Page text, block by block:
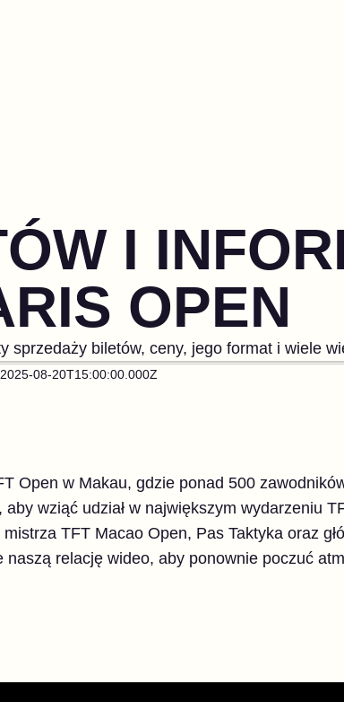
I
OPEN
sprzedaży biletów, ceny, jego format i wiele
2025-08-20T15:00:00.000Z
Open w Makau, gdzie ponad 500
wziąć udział w największym wydarzeniu
TFT Macao Open, Pas Taktyka oraz
relację wideo, aby ponownie poczuć